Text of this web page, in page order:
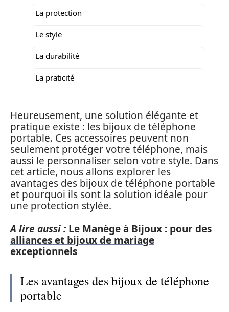
La protection
Le style
La durabilité
La praticité
Heureusement, une solution élégante et
pratique existe : les bijoux de téléphone
portable. Ces accessoires peuvent non
seulement protéger votre téléphone, mais
aussi le personnaliser selon votre style. Dans
cet article, nous allons explorer les
avantages des bijoux de téléphone portable
et pourquoi ils sont la solution idéale pour
une protection stylée.
A lire aussi : Le Manège à Bijoux : pour des
alliances et bijoux de mariage
exceptionnels
Les avantages des bijoux de téléphone
portable